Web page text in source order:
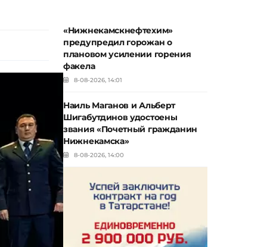
«Нижнекамскнефтехим»
предупредил горожан о
плановом усилении горения
факела
8-08-2026, 14:01
Наиль Маганов и Альберт
Шигабутдинов удостоены
звания «Почетный гражданин
Нижнекамска»
8-08-2026, 14:00